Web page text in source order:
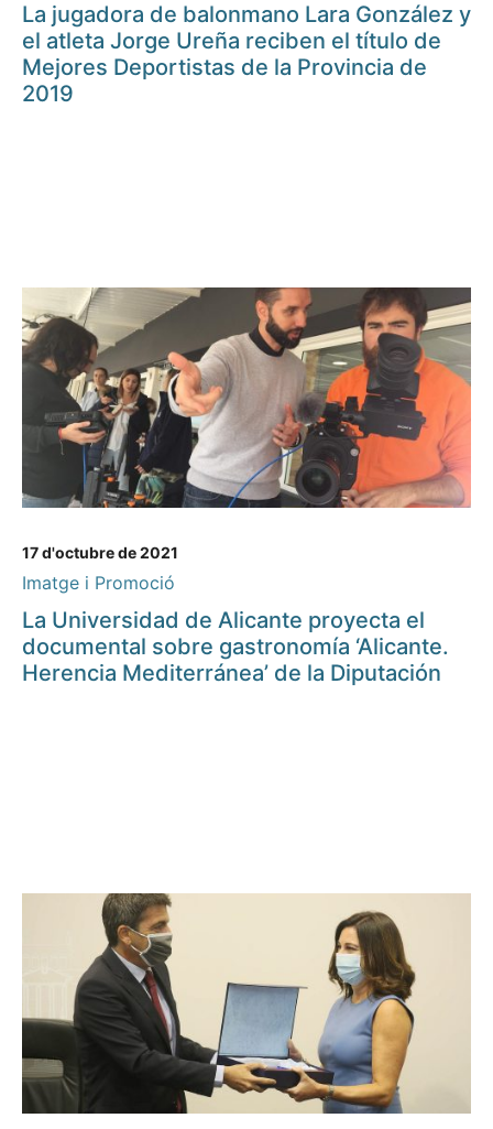
La jugadora de balonmano Lara González y
el atleta Jorge Ureña reciben el título de
Mejores Deportistas de la Provincia de
2019
17 d'octubre de 2021
Imatge i Promoció
La Universidad de Alicante proyecta el
documental sobre gastronomía ‘Alicante.
Herencia Mediterránea’ de la Diputación